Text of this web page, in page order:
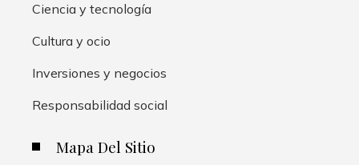
Ciencia y tecnología
Cultura y ocio
Inversiones y negocios
Responsabilidad social
Mapa Del Sitio